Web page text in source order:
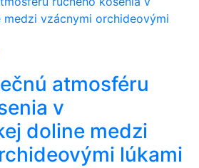
atmosféru
v
doline medzi
lúkami